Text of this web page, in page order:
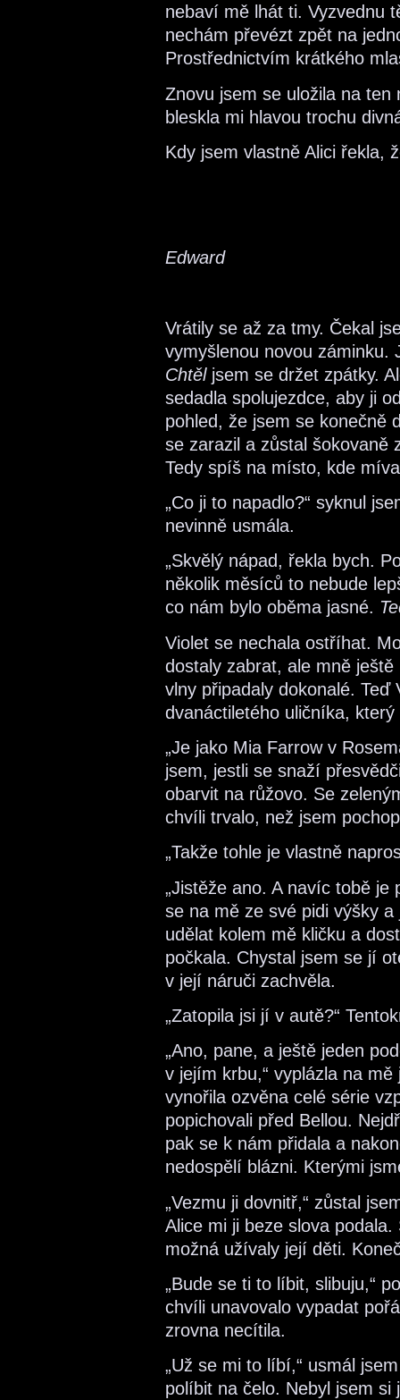
nebaví mě lhát ti. Vyzvednu
nechám převézt zpět na
Prostřednictvím krátkého
Znovu jsem se uložila na
bleskla mi hlavou trochu
Kdy jsem vlastně Alici řekla,
Edward
Vrátily se až za tmy. Čekal
vymyšlenou novou záminku.
Chtěljsem se držet zpátky.
sedadla spolujezdce, aby ji
pohled, že jsem se konečně
se zarazil a zůstal šokovaně
Tedy spíš na místo, kde
„Co ji to napadlo?“ syknul
nevinně usmála.
„Skvělý nápad, řekla bych.
několik měsíců to nebude
co nám bylo oběma jasné.
Violet se nechala ostříhat.
dostaly zabrat, ale mně
vlny připadaly dokonalé.
dvanáctiletého uličníka,
„Je jako Mia Farrow v
jsem, jestli se snaží
obarvit na růžovo. Se
chvíli trvalo, než jsem
„Takže tohle je vlastně
„Jistěže ano. A navíc tobě je
se na mě ze své pidi výšky
udělat kolem mě kličku a
počkala. Chystal jsem se jí
v její náruči zachvěla.
„Zatopila jsi jí v autě?“
„Ano, pane, a ještě jeden
v jejím krbu,“ vyplázla na
vynořila ozvěna celé série
popichovali před Bellou.
pak se k nám přidala a
nedospělí blázni. Kterými
„Vezmu ji dovnitř,“ zůstal
Alice mi ji beze slova
možná užívaly její děti.
„Bude se ti to líbit, slibuju,“
chvíli unavovalo vypadat
zrovna necítila.
„Už se mi to líbí,“ usmál
políbit na čelo. Nebyl jsem